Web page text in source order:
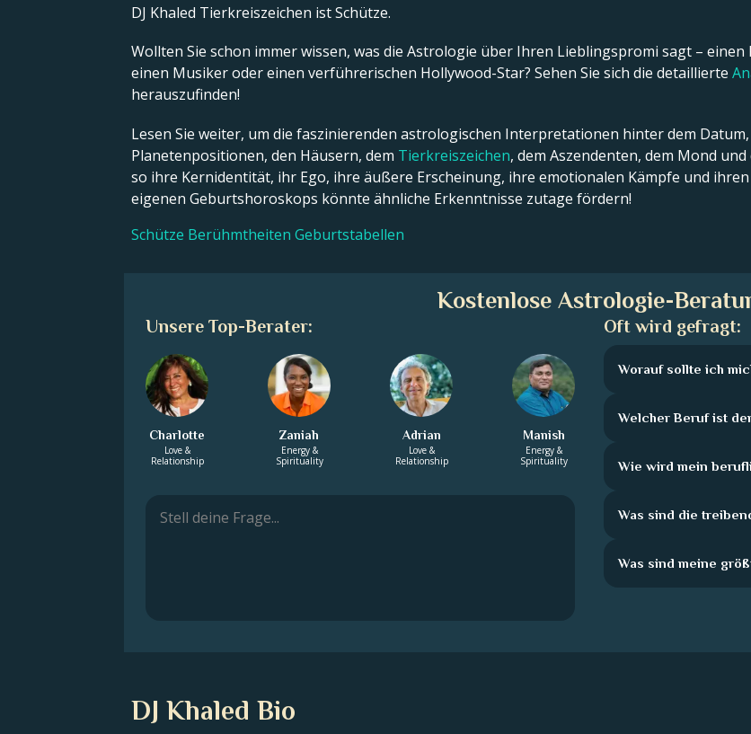
DJ Khaled Tierkreiszeichen ist Schütze.
Wollten Sie schon immer wissen, was die Astrologie über Ihren Lieblingspromi sagt –
einen Musiker oder einen verführerischen Hollywood-Star? Sehen Sie sich die detaillierte
herauszufinden!
Lesen Sie weiter, um die faszinierenden astrologischen Interpretationen hinter dem
Planetenpositionen, den Häusern, dem Tierkreiszeichen, dem Aszendenten, dem Mond
so ihre Kernidentität, ihr Ego, ihre äußere Erscheinung, ihre emotionalen Kämpfe und
eigenen Geburtshoroskops könnte ähnliche Erkenntnisse zutage fördern!
Schütze Berühmtheiten Geburtstabellen
Kostenlose Astrologie-
Unsere Top-Berater:
Charlotte
Love &
Relationship
Zaniah
Energy &
Spirituality
Adrian
Love &
Relationship
Manish
Energy &
Spirituality
Oft wird gefragt:
Worauf sollte ich
Welcher Beruf ist
Wie wird mein
Was sind die
Was sind meine
DJ Khaled Bio